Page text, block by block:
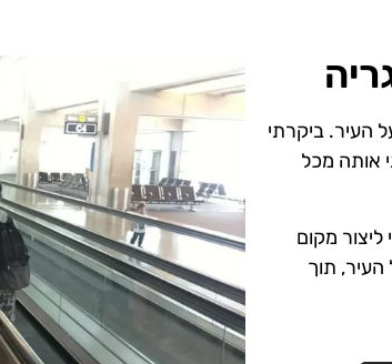
העיר. ביקרתי
אותה מכל
ליצור מקום
העיר, תוך